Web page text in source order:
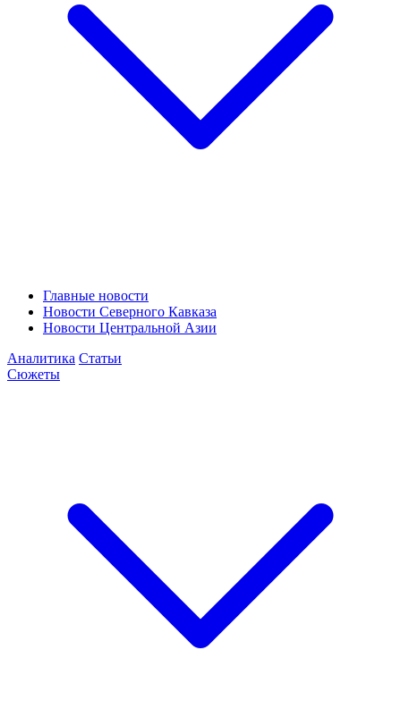
Главные новости
Новости Северного Кавказа
Новости Центральной Азии
Аналитика Статьи
Сюжеты